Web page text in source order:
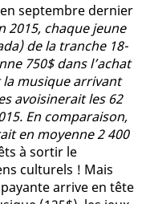
septembre dernier
2015, chaque jeune
de la tranche 18-
750$ dans l’achat
musique arrivant
avoisinerait les 62
En comparaison,
en moyenne 2 400
à sortir le
culturels ! Mais
arrive en tête